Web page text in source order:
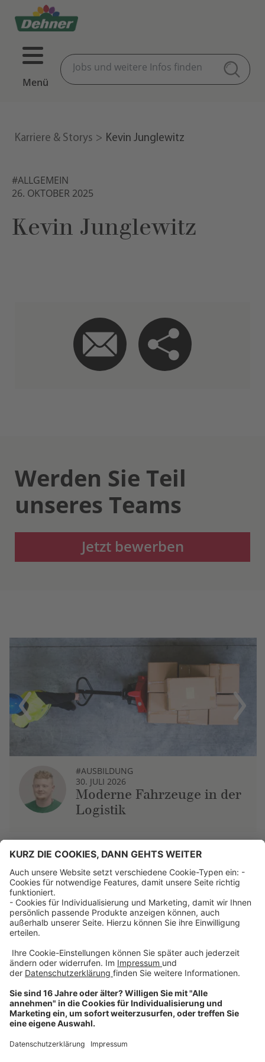
Menü
Karriere & Storys Kevin Junglewitz
#ALLGEMEIN
26. OKTOBER 2025
Kevin Junglewitz
Werden Sie Teil
unseres Teams
Jetzt bewerben
Previous
#AUSBILDUNG
30. JULI 2026
Moderne Fahrzeuge in der
Logistik
Next
Über uns
Dehner Unternehmen
Jobs bei Dehner